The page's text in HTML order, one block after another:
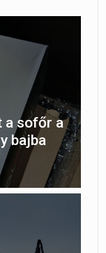
a sofőr a
bajba